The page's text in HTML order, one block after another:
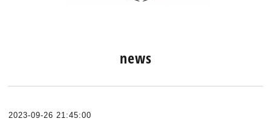
news
2023-09-26 21:45:00